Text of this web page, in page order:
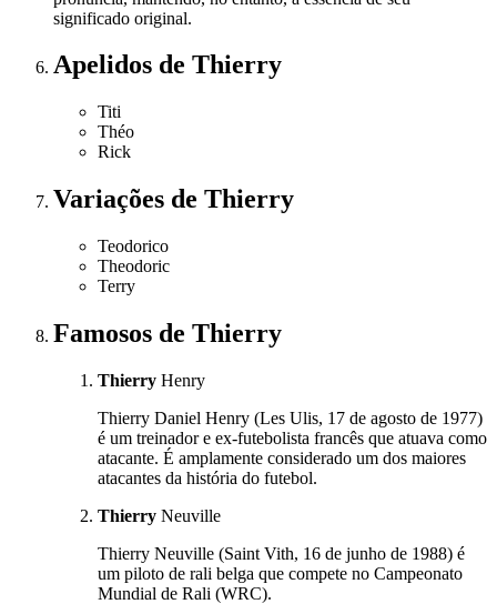
significado original.
Apelidos de Thierry
Titi
Théo
Rick
Variações de Thierry
Teodorico
Theodoric
Terry
Famosos de Thierry
Thierry Henry
Thierry Daniel Henry (Les Ulis, 17 de agosto de 1977)
é um treinador e ex-futebolista francês que atuava como
atacante. É amplamente considerado um dos maiores
atacantes da história do futebol.
Thierry Neuville
Thierry Neuville (Saint Vith, 16 de junho de 1988) é
um piloto de rali belga que compete no Campeonato
Mundial de Rali (WRC).